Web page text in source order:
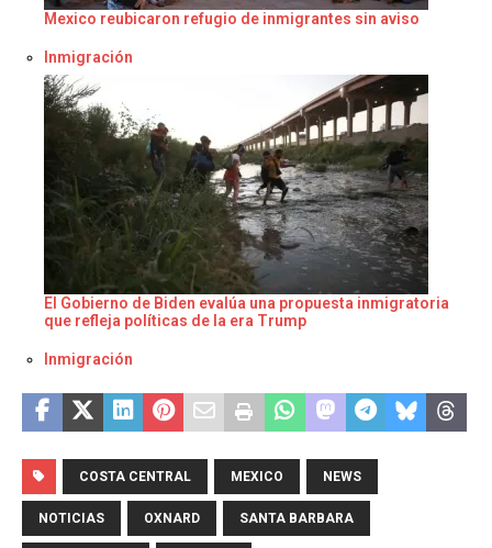
Mexico reubicaron refugio de inmigrantes sin aviso
Respecto a
Inmigración
El Gobierno de Biden evalúa una propuesta inmigratoria
que refleja políticas de la era Trump
Respecto a
Inmigración
COSTA CENTRAL MEXICO NEWS
NOTICIAS OXNARD SANTA BARBARA